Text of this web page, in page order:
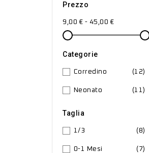
Prezzo
9,00 € - 45,00 €
Categorie
Corredino (12)
Neonato (11)
Taglia
1/3 (8)
0-1 Mesi (7)